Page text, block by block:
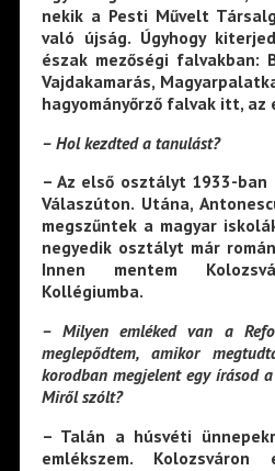
nekik a Pesti Művelt
való újság. Úgyhogy
észak mezőségi falvakban:
Vajdakamarás,
hagyományőrző falvak itt, az
– Hol kezdted a tanulást?
– Az első osztályt 1933-
Válaszúton. Utána,
megszűntek a magyar
negyedik osztályt már
Innen mentem
Kollégiumba.
– Milyen emléked van a
meglepődtem, amikor
korodban megjelent egy írásod
Miről szólt?
– Talán a húsvéti
emlékszem.